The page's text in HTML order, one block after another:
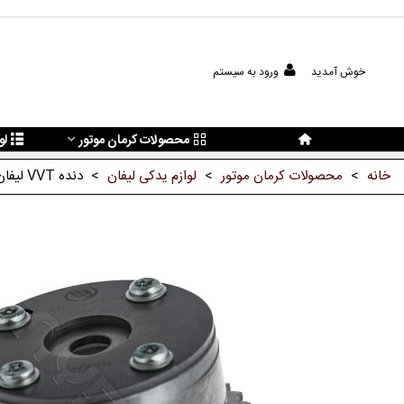
خوش آمدید ورود به سیستم
محصولات کرمان موتور
خانه > محصولات کرمان موتور > لوازم یدکی لیفان > دنده VVT لیفان X60